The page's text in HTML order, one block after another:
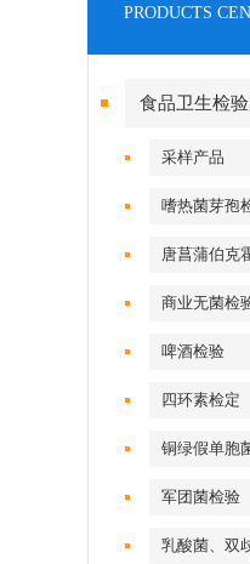
PRODUCTS
食品卫生检验
采样产品
嗜热菌芽孢
唐菖蒲伯克
商业无菌检
啤酒检验
四环素检定
铜绿假单胞
军团菌检验
乳酸菌、双